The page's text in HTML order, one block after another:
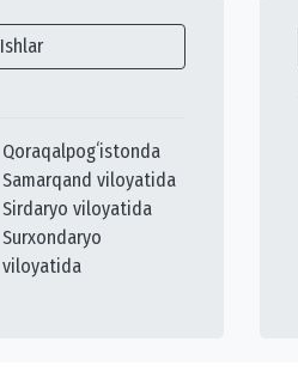
Ishlar
Qoraqalpogʻistonda
Samarqand viloyatida
Sirdaryo viloyatida
Surxondaryo
viloyatida